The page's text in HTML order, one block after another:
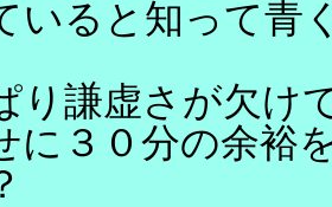
いると知って青
り謙虚さが欠け
に３０分の余裕